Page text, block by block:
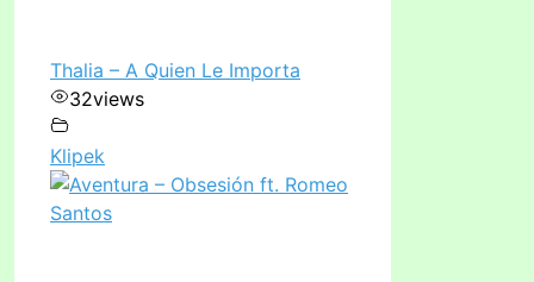
Thalia – A Quien Le Importa
32views
Klipek